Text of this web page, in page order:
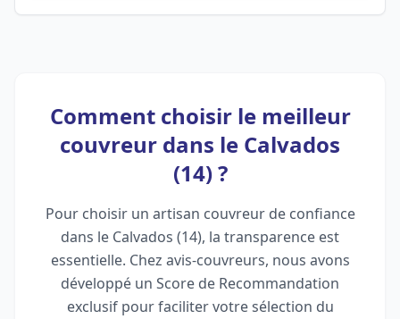
Comment choisir le meilleur
couvreur dans le Calvados
(14) ?
Pour choisir un artisan couvreur de confiance
dans le Calvados (14), la transparence est
essentielle. Chez avis-couvreurs, nous avons
développé un Score de Recommandation
exclusif pour faciliter votre sélection du